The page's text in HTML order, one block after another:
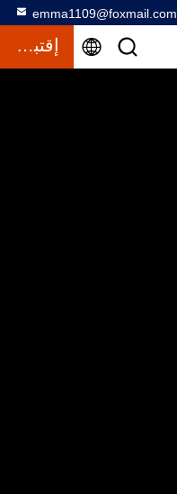
emma1109@foxmail.com
إقتباس